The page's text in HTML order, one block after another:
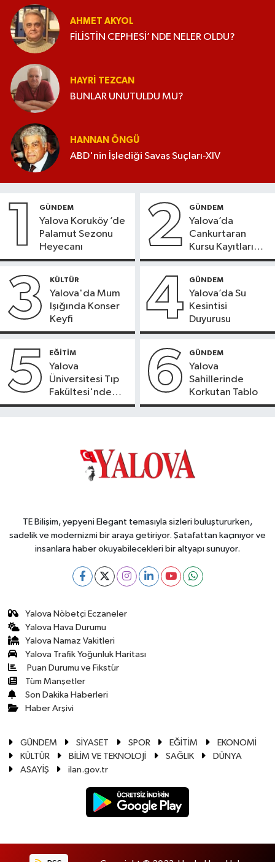
AHMET AKYOL
FİLİSTİN CEPHESİ’ NDE NELER OLDU?
HAYRI TEZCAN
BUNLAR UNUTULDU MU?
HANNAN ÖNGÜ
ABD'nin İşlediği Savaş Suçları-XIV
1 GÜNDEM
Yalova Koruköy ’de
Palamut Sezonu
Heyecanı
2 GÜNDEM
Yalova’da
Cankurtaran
Kursu Kayıtları
Başladı
3 KÜLTÜR
Yalova'da Mum
Işığında Konser
Keyfi
4 GÜNDEM
Yalova’da Su
Kesintisi
Duyurusu
5 EĞİTİM
Yalova
Üniversitesi Tıp
Fakültesi'nde
Yeni Dönem
6 GÜNDEM
Yalova
Sahillerinde
Korkutan Tablo
TE Bilişim, yepyeni Elegant temasıyla sizleri buluştururken,
sadelik ve modernizmi bir araya getiriyor. Şatafattan kaçınıyor ve
insanlara haber okuyabilecekleri bir altyapı sunuyor.
Yalova Nöbetçi Eczaneler
Yalova Hava Durumu
Yalova Namaz Vakitleri
Yalova Trafik Yoğunluk Haritası
Puan Durumu ve Fikstür
Tüm Manşetler
Son Dakika Haberleri
Haber Arşivi
GÜNDEM SİYASET SPOR EĞİTİM
EKONOMİ
KÜLTÜR
BİLİM VE TEKNOLOJİ SAĞLIK
DÜNYA
ASAYİŞ
ilan.gov.tr